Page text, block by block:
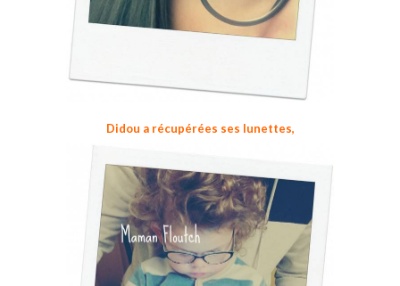
Didou a récupérées ses lunettes,